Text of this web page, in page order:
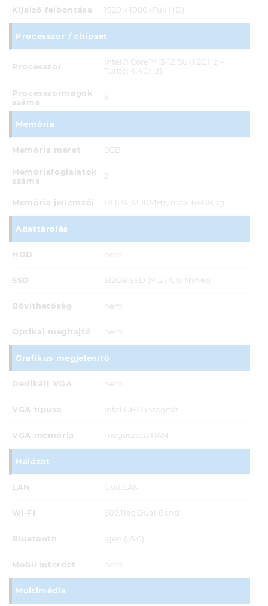
Kijelző felbontása 1920 x 1080 (Full HD)
Processzor / chipset
Processzor
Intel© Core™ i3-1215U (1.2GHz –
Turbo: 4.4GHz)
Processzormagok
száma
6
Memória
Memória méret 8GB
Memóriafoglalatok
száma
2
Memória jellemzői DDR4 3200MHz, max. 64GB-ig
Adattárolás
HDD nem
SSD 512GB SSD (M.2 PCIe NVMe)
Bővíthetőség nem
Optikai meghajtó nem
Grafikus megjelenítő
Dedikált VGA nem
VGA típusa Intel UHD integrált
VGA memória megosztott RAM
Hálózat
LAN Gbit LAN
Wi-Fi 802.11ac Dual Band
Bluetooth igen (v5.0)
Mobil internet nem
Multimédia